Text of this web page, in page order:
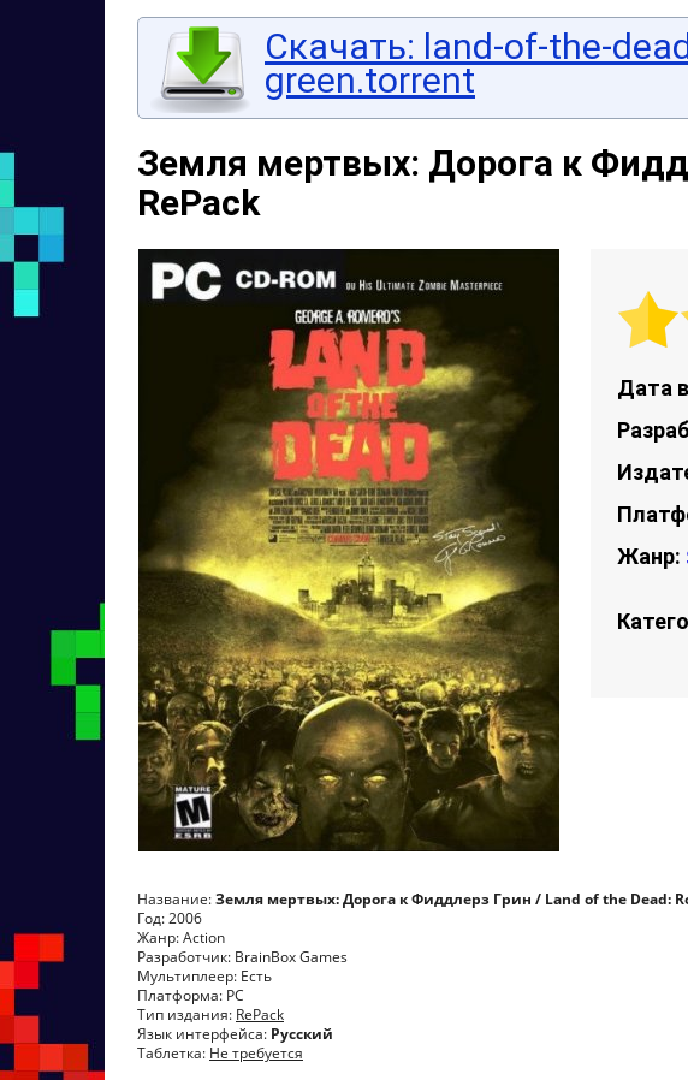
Скачать: land-of-the-
green.torrent
Земля мертвых: Дорога к
RePack
Дата
Жанр:
Название:Земля мертвых: Дорога к Фиддлерз Грин / Land of the Dead:
Год: 2006
Жанр: Action
Разработчик: BrainBox Games
Мультиплеер: Есть
Платформа: PC
Тип издания: RePack
Язык интерфейса: Русcкий
Таблетка: Не требуется